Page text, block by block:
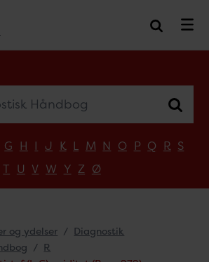
G H I J K L M N O P Q R S
T U V W Y Z Ø
og ydelser
Diagnostik
R